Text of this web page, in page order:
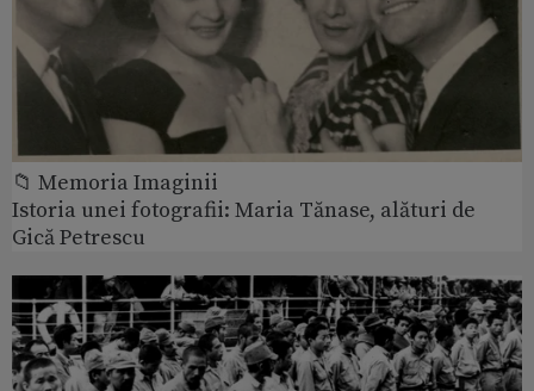
📁 Memoria Imaginii
Istoria unei fotografii: Maria Tănase, alături de
Gică Petrescu